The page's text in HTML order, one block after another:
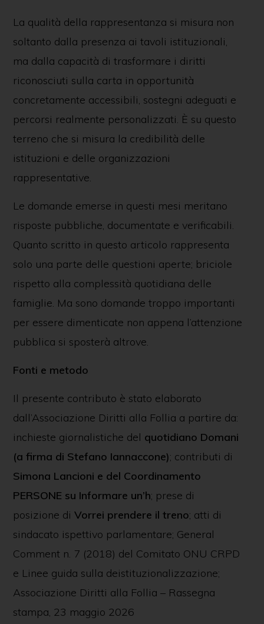
La qualità della rappresentanza si misura non
soltanto dalla presenza ai tavoli istituzionali,
ma dalla capacità di trasformare i diritti
riconosciuti sulla carta in opportunità
concretamente accessibili, sostegni adeguati e
percorsi realmente personalizzati. È su questo
terreno che si misura la credibilità delle
istituzioni e delle organizzazioni
rappresentative.
Le domande emerse in questi mesi meritano
risposte pubbliche, documentate e verificabili.
Quanto scritto in questo articolo rappresenta
solo una parte delle questioni aperte; briciole
rispetto alla complessità quotidiana delle
famiglie. Ma sono domande troppo importanti
per essere dimenticate non appena l’attenzione
pubblica si sposterà altrove.
Fonti e metodo
Il presente contributo è stato elaborato
dall’Associazione Diritti alla Follia a partire da:
inchieste giornalistiche del quotidiano Domani
(a firma di Stefano Iannaccone); contributi di
Simona Lancioni e del Coordinamento
PERSONE su Informare un’h; prese di
posizione di Vorrei prendere il treno; atti di
sindacato ispettivo parlamentare; General
Comment n. 7 (2018) del Comitato ONU CRPD
e Linee guida sulla deistituzionalizzazione;
Associazione Diritti alla Follia – Rassegna
stampa, 23 maggio 2026